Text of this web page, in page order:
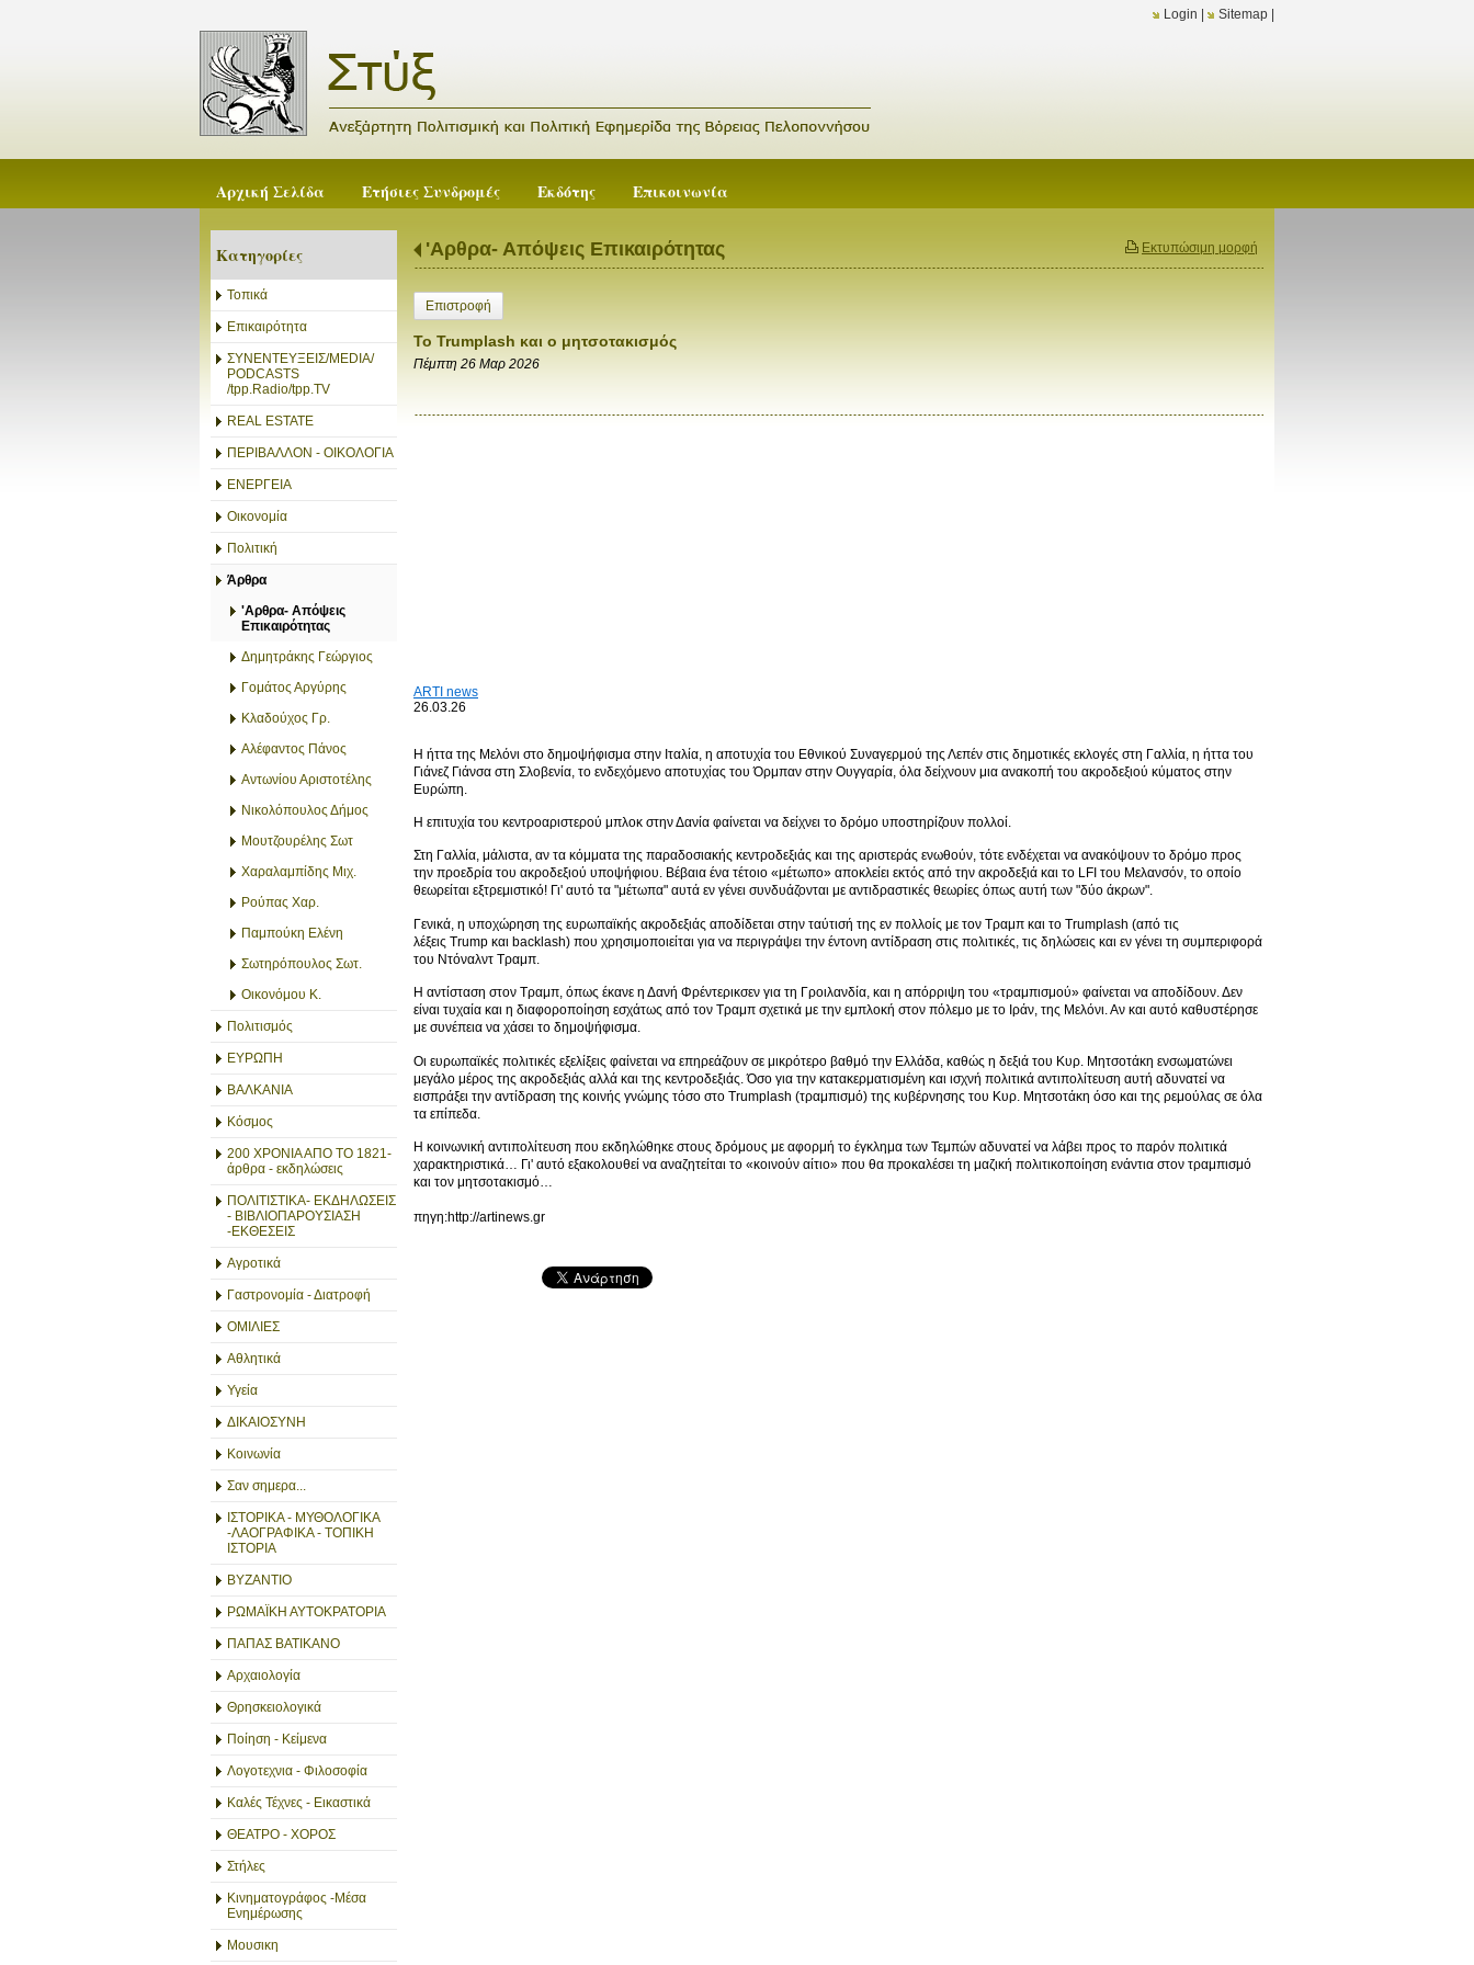
Login Sitemap
Αρχική Σελίδα Ετήσιες Συνδρομές Εκδότης Επικοινωνία
Κατηγορίες
Τοπικά
Επικαιρότητα
ΣΥΝΕΝΤΕΥΞΕΙΣ/MEDIA/
PODCASTS
/tpp.Radio/tpp.TV
REAL ESTATE
ΠΕΡΙΒΑΛΛΟΝ - ΟΙΚΟΛΟΓΙΑ
ΕΝΕΡΓΕΙΑ
Οικονομία
Πολιτική
Άρθρα
'Αρθρα- Απόψεις
Επικαιρότητας
Δημητράκης Γεώργιος
Γομάτος Αργύρης
Κλαδούχος Γρ.
Αλέφαντος Πάνος
Αντωνίου Αριστοτέλης
Νικολόπουλος Δήμος
Μουτζουρέλης Σωτ
Χαραλαμπίδης Μιχ.
Ρούπας Χαρ.
Παμπούκη Ελένη
Σωτηρόπουλος Σωτ.
Οικονόμου Κ.
Πολιτισμός
ΕΥΡΩΠΗ
ΒΑΛΚΑΝΙΑ
Κόσμος
200 ΧΡΟΝΙΑ ΑΠΟ ΤΟ 1821-
άρθρα - εκδηλώσεις
ΠΟΛΙΤΙΣΤΙΚΑ- ΕΚΔΗΛΩΣΕΙΣ
- ΒΙΒΛΙΟΠΑΡΟΥΣΙΑΣΗ
-ΕΚΘΕΣΕΙΣ
Αγροτικά
Γαστρονομία - Διατροφή
ΟΜΙΛΙΕΣ
Αθλητικά
Υγεία
ΔΙΚΑΙΟΣΥΝΗ
Κοινωνία
Σαν σημερα...
ΙΣΤΟΡΙΚΑ - ΜΥΘΟΛΟΓΙΚΑ
-ΛΑΟΓΡΑΦΙΚΑ - ΤΟΠΙΚΗ
ΙΣΤΟΡΙΑ
ΒΥΖΑΝΤΙΟ
ΡΩΜΑΪΚΗ ΑΥΤΟΚΡΑΤΟΡΙΑ
ΠΑΠΑΣ ΒΑΤΙΚΑΝΟ
Αρχαιολογία
Θρησκειολογικά
Ποίηση - Κείμενα
Λογοτεχνια - Φιλοσοφία
Καλές Τέχνες - Εικαστικά
ΘΕΑΤΡΟ - ΧΟΡΟΣ
Στήλες
Κινηματογράφος -Μέσα
Ενημέρωσης
Μουσικη
Εκτυπώσιμη μορφή
'Αρθρα- Απόψεις Επικαιρότητας
Επιστροφή
Το Trumplash και ο μητσοτακισμός
Πέμπτη 26 Μαρ 2026
ARTI news
26.03.26
Η ήττα της Μελόνι στο δημοψήφισμα στην Ιταλία, η αποτυχία του Εθνικού Συναγερμού της Λεπέν στις δημοτικές εκλογές στη Γαλλία, η ήττα του
Γιάνεζ Γιάνσα στη Σλοβενία, το ενδεχόμενο αποτυχίας του Όρμπαν στην Ουγγαρία, όλα δείχνουν μια ανακοπή του ακροδεξιού κύματος στην
Ευρώπη.
Η επιτυχία του κεντροαριστερού μπλοκ στην Δανία φαίνεται να δείχνει το δρόμο υποστηρίζουν πολλοί.
Στη Γαλλία, μάλιστα, αν τα κόμματα της παραδοσιακής κεντροδεξιάς και της αριστεράς ενωθούν, τότε ενδέχεται να ανακόψουν το δρόμο προς
την προεδρία του ακροδεξιού υποψήφιου. Βέβαια ένα τέτοιο «μέτωπο» αποκλείει εκτός από την ακροδεξιά και το LFI του Μελανσόν, το οποίο
θεωρείται εξτρεμιστικό! Γι' αυτό τα "μέτωπα" αυτά εν γένει συνδυάζονται με αντιδραστικές θεωρίες όπως αυτή των "δύο άκρων".
Γενικά, η υποχώρηση της ευρωπαϊκής ακροδεξιάς αποδίδεται στην ταύτισή της εν πολλοίς με τον Τραμπ και το Trumplash (από τις
λέξεις Trump και backlash) που χρησιμοποιείται για να περιγράψει την έντονη αντίδραση στις πολιτικές, τις δηλώσεις και εν γένει τη συμπεριφορά
του Ντόναλντ Τραμπ.
Η αντίσταση στον Τραμπ, όπως έκανε η Δανή Φρέντερικσεν για τη Γροιλανδία, και η απόρριψη του «τραμπισμού» φαίνεται να αποδίδουν. Δεν
είναι τυχαία και η διαφοροποίηση εσχάτως από τον Τραμπ σχετικά με την εμπλοκή στον πόλεμο με το Ιράν, της Μελόνι. Αν και αυτό καθυστέρησε
με συνέπεια να χάσει το δημοψήφισμα.
Οι ευρωπαϊκές πολιτικές εξελίξεις φαίνεται να επηρεάζουν σε μικρότερο βαθμό την Ελλάδα, καθώς η δεξιά του Κυρ. Μητσοτάκη ενσωματώνει
μεγάλο μέρος της ακροδεξιάς αλλά και της κεντροδεξιάς. Όσο για την κατακερματισμένη και ισχνή πολιτικά αντιπολίτευση αυτή αδυνατεί να
εισπράξει την αντίδραση της κοινής γνώμης τόσο στο Trumplash (τραμπισμό) της κυβέρνησης του Κυρ. Μητσοτάκη όσο και της ρεμούλας σε όλα
τα επίπεδα.
Η κοινωνική αντιπολίτευση που εκδηλώθηκε στους δρόμους με αφορμή το έγκλημα των Τεμπών αδυνατεί να λάβει προς το παρόν πολιτικά
χαρακτηριστικά… Γι' αυτό εξακολουθεί να αναζητείται το «κοινούν αίτιο» που θα προκαλέσει τη μαζική πολιτικοποίηση ενάντια στον τραμπισμό
και τον μητσοτακισμό…
πηγη:http://artinews.gr